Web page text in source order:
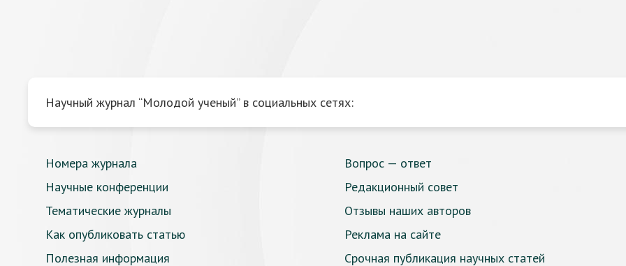
Научный журнал “Молодой ученый” в социальных сетях:
Номера журнала
Научные конференции
Тематические журналы
Как опубликовать статью
Полезная информация
Вопрос — ответ
Редакционный совет
Отзывы наших авторов
Реклама на сайте
Срочная публикация научных статей